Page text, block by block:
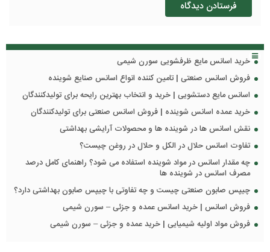
خرید اسانس مایع ظرفشویی سورن شیمی
فروش اسانس صنعتی | تامین کننده انواع اسانس صنایع شوینده
اسانس مایع دستشویی | خرید و انتخاب بهترین رایحه برای تولیدکنندگان
خرید عمده اسانس شوینده | فروش اسانس صنعتی برای تولیدکنندگان
نقش اسانس ها در شوینده ها و محصولات آرایشی بهداشتی
تفاوت اسانس حلال در الکل و حلال در روغن چیست؟
چه مقدار اسانس در مواد شوینده استفاده می شود؟ راهنمای کامل درصد
مصرف اسانس در شوینده ها
چیپس صابون صنعتی چیست و چه تفاوتی با چیپس صابون بهداشتی دارد؟
فروش اسانس | خرید اسانس عمده و جزئی – سورن شیمی
فروش مواد اولیه شیمیایی | خرید عمده و جزئی – سورن شیمی